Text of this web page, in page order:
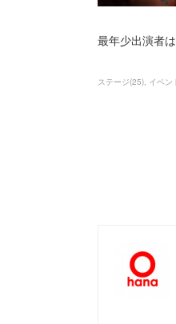
最年少出演者
ステージ(25) イベン